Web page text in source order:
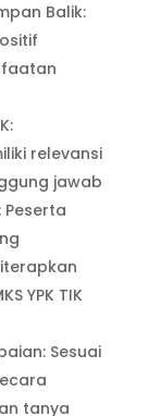
Balik:
relevansi
jawab
Peserta
YPK TIK
Sesuai
tanya